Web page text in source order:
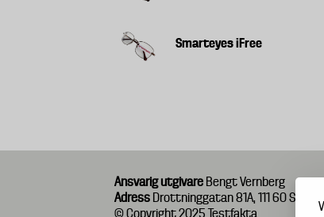
Smarteyes iFree
Ansvarig utgivare Bengt Vernberg
Adress Drottninggatan 81A, 111 60
© Copyright 2025 Testfakta